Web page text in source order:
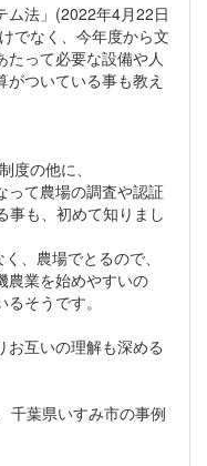
ム法」(2022年4月22日
でなく、今年度から文
って必要な設備や人
ついている事も教え
度の他に、
って農場の調査や認証
事も、初めて知りまし
、農場でとるので、
農業を始めやすいの
そうです。
お互いの理解も深める
千葉県いすみ市の事例